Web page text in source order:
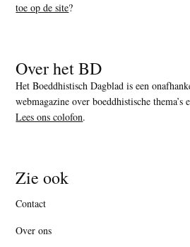
toe op de site?
Over het BD
Het Boeddhistisch Dagblad is een
webmagazine over boeddhistische thema’s
Lees ons colofon.
Zie ook
Contact
Over ons